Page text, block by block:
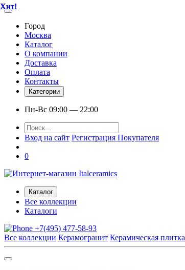
Город
Москва
Каталог
О компании
Доставка
Оплата
Контакты
Категории
Пн-Вс 09:00 — 22:00
Вход на сайт Регистрация Покупателя
0
Каталог
Все коллекции
Каталоги
+7(495) 477-58-93
Все коллекции Керамогранит Керамическая плитка
Хит!
Хит!
Хит!
Хит!
Хит!